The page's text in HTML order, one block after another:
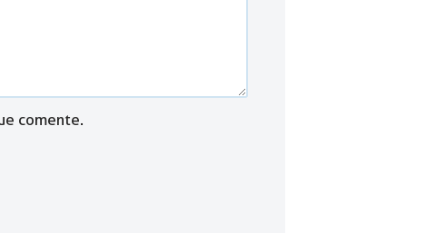
comente.